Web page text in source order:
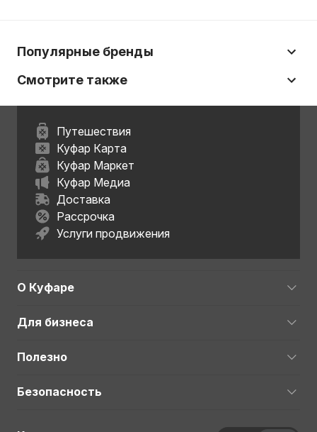
Популярные бренды
Смотрите также
Путешествия
Куфар Карта
Куфар Маркет
Куфар Медиа
Доставка
Рассрочка
Услуги продвижения
О Куфаре
Для бизнеса
Полезно
Безопасность